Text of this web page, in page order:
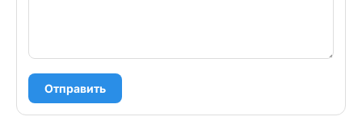
Отправить